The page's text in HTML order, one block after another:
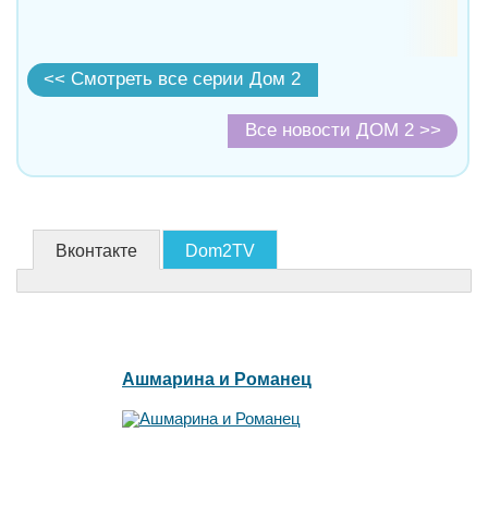
<< Смотреть все серии Дом 2
Все новости ДОМ 2 >>
Вконтакте Dom2TV
Ашмарина и Романец